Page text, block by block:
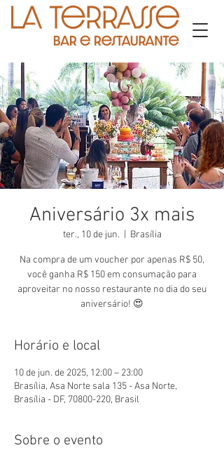
Aniversário 3x mais
ter., 10 de jun. Brasília
Na compra de um voucher por apenas R$ 50,
você ganha R$ 150 em consumação para
aproveitar no nosso restaurante no dia do seu
aniversário! 😍
Horário e local
10 de jun. de 2025, 12:00 – 23:00
Brasília, Asa Norte sala 135 - Asa Norte,
Brasília - DF, 70800-220, Brasil
Sobre o evento